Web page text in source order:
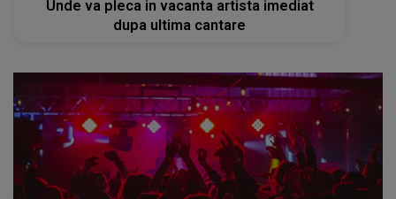
Unde va pleca in vacanta artista imediat
dupa ultima cantare